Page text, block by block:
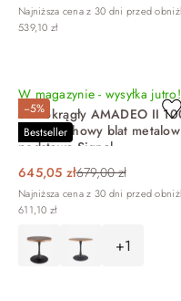
Najniższa cena z 30 dni przed
539,10 zł
−5%
Bestseller
W magazynie - wysyłka jutro!
Stół okrągły AMADEO II
cm orzechowy blat
podstawa Signal
645,05 zł679,00 zł
Najniższa cena z 30 dni przed
611,10 zł
+1